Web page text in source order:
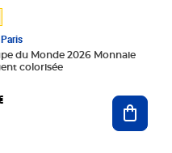
du Monde 2026 Monnaie
colorisée